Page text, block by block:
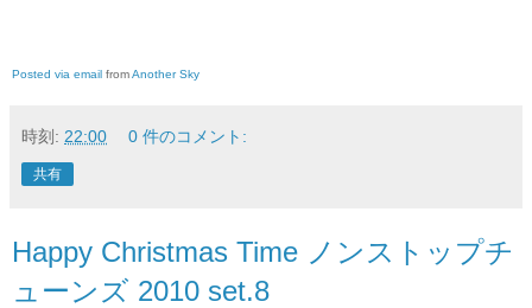
Posted via email fromAnother Sky
時刻: 22:00 0 件のコメント:
共有
Happy Christmas Time ノンストップチ
ューンズ 2010 set.8